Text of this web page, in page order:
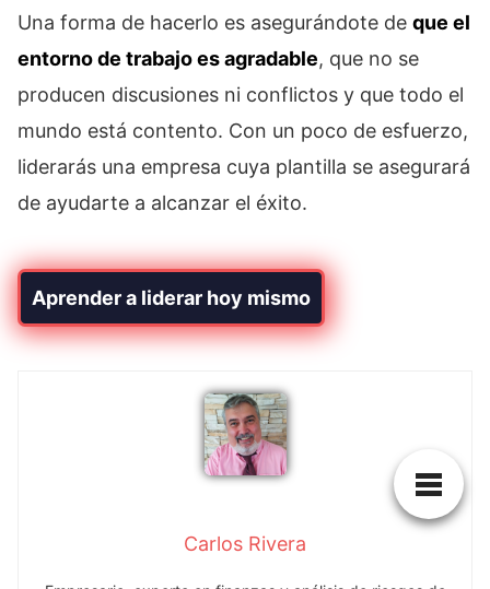
Una forma de hacerlo es asegurándote de que el
entorno de trabajo es agradable, que no se
producen discusiones ni conflictos y que todo el
mundo está contento. Con un poco de esfuerzo,
liderarás una empresa cuya plantilla se asegurará
de ayudarte a alcanzar el éxito.
Aprender a liderar hoy mismo
Carlos Rivera